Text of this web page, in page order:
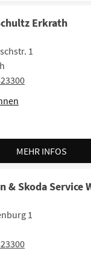
Erkrath
1
MEHR INFOS
& Skoda Service
1